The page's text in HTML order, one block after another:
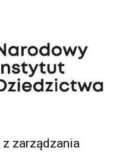
zarządzania